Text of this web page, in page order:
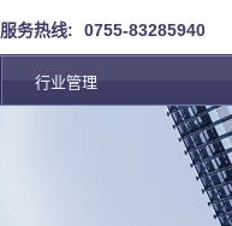
服务热线: 0755-83285940
行业管理